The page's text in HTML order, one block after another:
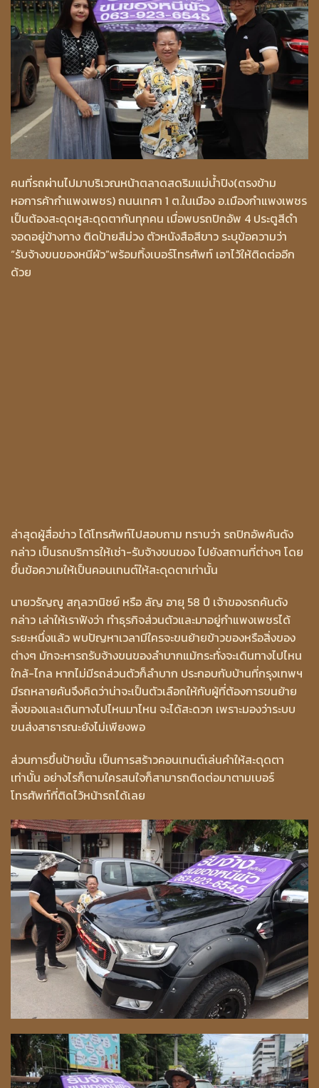
คนที่รถผ่านไปมาบริเวณหน้าตลาดสดริมแม่น้ำปิง(ตรงข้าม
หอการค้ากำแพงเพชร) ถนนเทศา 1 ต.ในเมือง อ.เมืองกำแพงเพชร
เป็นต้องสะดุดหูสะดุดตากันทุกคน เมื่อพบรถปิกอัพ 4 ประตูสีดำ
จอดอยู่ข้างทาง ติดป้ายสีม่วง ตัวหนังสือสีขาว ระบุข้อความว่า
“รับจ้างขนของหนีผัว”พร้อมทิ้งเบอร์โทรศัพท์ เอาไว้ให้ติดต่ออีก
ด้วย
ล่าสุดผู้สื่อข่าว ได้โทรศัพท์ไปสอบถาม ทราบว่า รถปิกอัพคันดัง
กล่าว เป็นรถบริการให้เช่า-รับจ้างขนของ ไปยังสถานที่ต่างๆ โดย
ขึ้นข้อความให้เป็นคอนเทนต์ให้สะดุดตาเท่านั้น
นายวรัญญู สกุลวานิชย์ หรือ ลัญ อายุ 58 ปี เจ้าของรถคันดัง
กล่าว เล่าให้เราฟังว่า ทำธุรกิจส่วนตัวและมาอยู่กำแพงเพชรได้
ระยะหนึ่งแล้ว พบปัญหาเวลามีใครจะขนย้ายข้าวของหรือสิ่งของ
ต่างๆ มักจะหารถรับจ้างขนของลำบากแม้กระทั่งจะเดินทางไปไหน
ใกล้-ไกล หากไม่มีรถส่วนตัวก็ลำบาก ประกอบกับบ้านที่กรุงเทพฯ
มีรถหลายคันจึงคิดว่าน่าจะเป็นตัวเลือกให้กับผู้ที่ต้องการขนย้าย
สิ่งของและเดินทางไปไหนมาไหน จะได้สะดวก เพราะมองว่าระบบ
ขนส่งสาธารณะยังไม่เพียงพอ
ส่วนการขึ้นป้ายนั้น เป็นการสร้าวคอนเทนต์เล่นคำให้สะดุดตา
เท่านั้น อย่างไรก็ตามใครสนใจก็สามารถติดต่อมาตามเบอร์
โทรศัพท์ที่ติดไว้หน้ารถได้เลย